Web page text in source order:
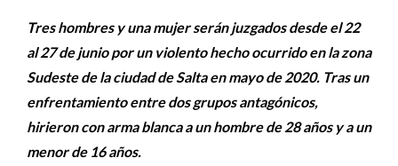
Tres hombres y una mujer serán juzgados desde el 22
al 27 de junio por un violento hecho ocurrido en la zona
Sudeste de la ciudad de Salta en mayo de 2020. Tras un
enfrentamiento entre dos grupos antagónicos,
hirieron con arma blanca a un hombre de 28 años y a un
menor de 16 años.